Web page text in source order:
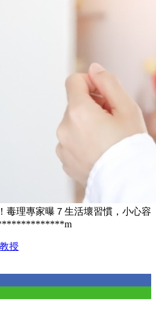
毒理專家曝７生活壞習慣，小心容
授